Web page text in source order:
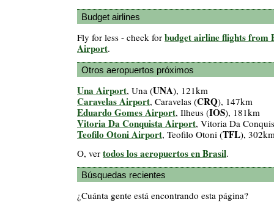
Budget airlines
Fly for less - check for budget airline flights from
Airport.
Otros aeropuertos próximos
Una Airport, Una (UNA), 121km
Caravelas Airport, Caravelas (CRQ), 147km
Eduardo Gomes Airport, Ilheus (IOS), 181km
Vitoria Da Conquista Airport, Vitoria Da
Teofilo Otoni Airport, Teofilo Otoni (TFL),
O, ver todos los aeropuertos en Brasil.
Búsquedas recientes
¿Cuánta gente está encontrando esta página?